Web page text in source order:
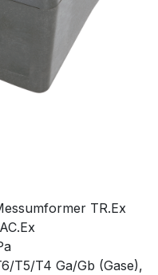
TR.Ex
T5/T4 Ga/Gb (Gase),